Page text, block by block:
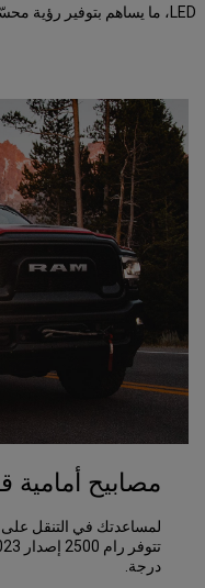
LED، ما يساهم بتوفير رؤية محسّنة رغم الظروف المعتمة.
مصابيح أمامية
لمساعدتك في التنقل على
درجة.